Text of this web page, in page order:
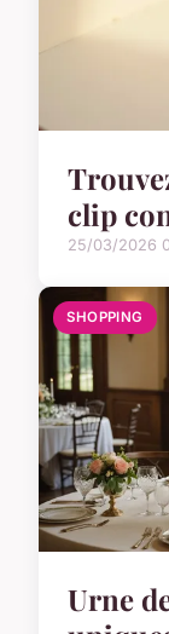
clip
25/03/2026
SHOPPING
Urne